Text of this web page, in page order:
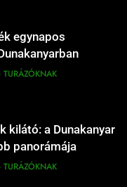
TURÁZÓKNAK
TURÁZÓKNAK
kilátó: a Dunakanyar
panorámája
TURÁZÓKNAK
túra Dömösről: az
útvonal
TURÁZÓKNAK